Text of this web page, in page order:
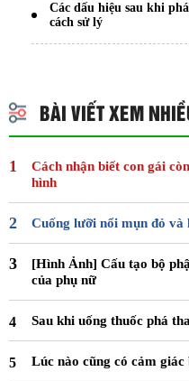
Các dấu hiệu sau khi
cách sử lý
BÀI VIẾT XEM
Cách nhận biết con gái
hình
Cuống lưỡi nổi mụn đỏ và
[Hình Ảnh] Cấu tạo bộ
của phụ nữ
Sau khi uống thuốc phá
Lúc nào cũng có cảm